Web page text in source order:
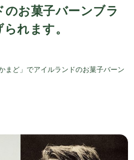
お菓子バーンブラ
れます。
まど」でアイルランドのお菓子バーン